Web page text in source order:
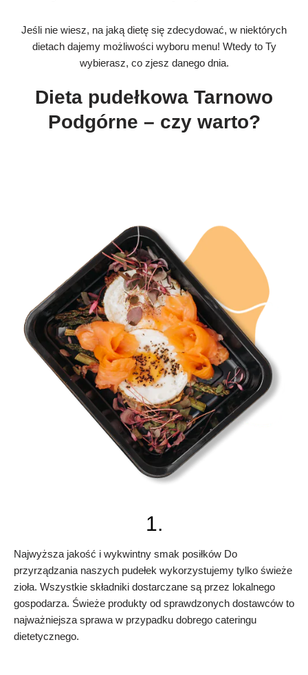
Jeśli nie wiesz, na jaką dietę się zdecydować, w niektórych
dietach dajemy możliwości wyboru menu! Wtedy to Ty
wybierasz, co zjesz danego dnia.
Dieta pudełkowa Tarnowo
Podgórne – czy warto?
1.
Najwyższa jakość i wykwintny smak posiłków Do
przyrządzania naszych pudełek wykorzystujemy tylko świeże
zioła. Wszystkie składniki dostarczane są przez lokalnego
gospodarza. Świeże produkty od sprawdzonych dostawców to
najważniejsza sprawa w przypadku dobrego cateringu
dietetycznego.